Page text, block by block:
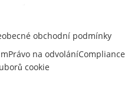
obchodní podmínky
Právo na odvoláníCompliance
cookie